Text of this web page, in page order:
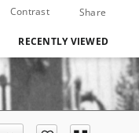
Contrast Share
RECENTLY VIEWED